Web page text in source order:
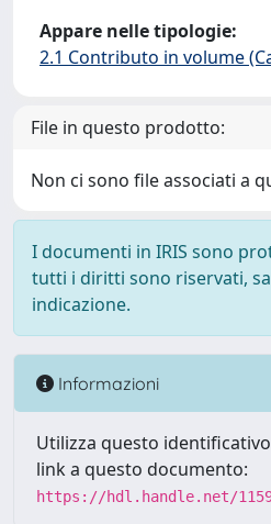
Appare nelle tipologie:
2.1 Contributo in volume
File in questo prodotto:
Non ci sono file associati a
I documenti in IRIS sono
tutti i diritti sono riservati,
indicazione.
Informazioni
Utilizza questo
link a questo documento:
https://hdl.handle.net/